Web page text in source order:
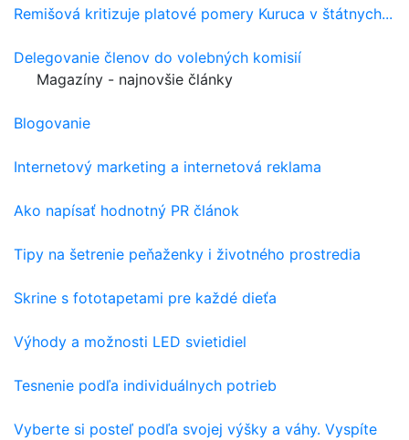
Remišová kritizuje platové pomery Kuruca v štátnych...
Delegovanie členov do volebných komisií
Magazíny - najnovšie články
Blogovanie
Internetový marketing a internetová reklama
Ako napísať hodnotný PR článok
Tipy na šetrenie peňaženky i životného prostredia
Skrine s fototapetami pre každé dieťa
Výhody a možnosti LED svietidiel
Tesnenie podľa individuálnych potrieb
Vyberte si posteľ podľa svojej výšky a váhy. Vyspíte